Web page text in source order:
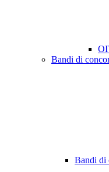
Bandi di
Bandi di